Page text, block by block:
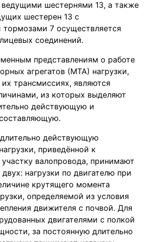
шестернями 13, а также
шестерен 13 с
7 осуществляется
соединений.
представлениям о работе
агрегатов (МТА) нагрузки,
трансмиссиях, являются
из которых выделяют
действующую и
действующую
приведённой к
валопровода, принимают
нагрузки по двигателю при
крутящего момента
определяемой из условия
движителя с почвой. Для
двигателями с полкой
за постоянную длительно